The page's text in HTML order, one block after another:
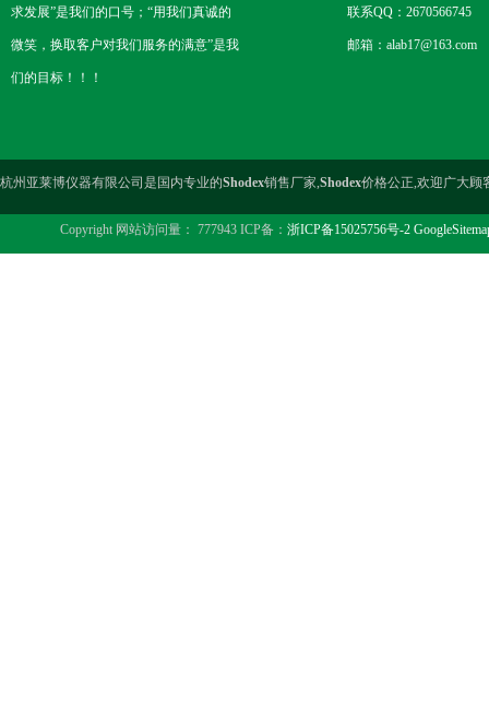
求发展”是我们的口号；“用我们真诚的
微笑，换取客户对我们服务的满意”是我
们的目标！！！
联系QQ：2670566745
邮箱：alab17@163.com
杭州亚莱博仪器有限公司是国内专业的Shodex销售厂家,Shodex价格公正,欢迎广大顾
Copyright 网站访问量： 777943 ICP备： 浙ICP备15025756号-2